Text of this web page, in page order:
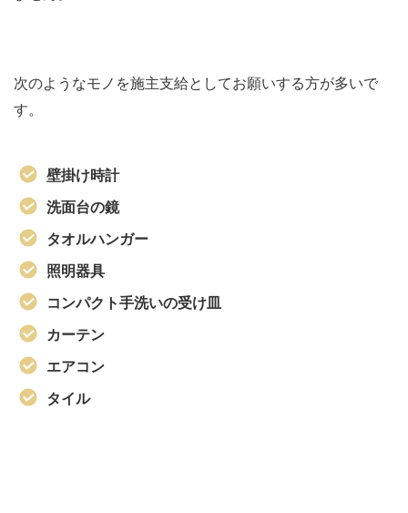
次のようなモノを施主支給としてお願いする方が多いで
す。
壁掛け時計
洗面台の鏡
タオルハンガー
照明器具
コンパクト手洗いの受け皿
カーテン
エアコン
タイル